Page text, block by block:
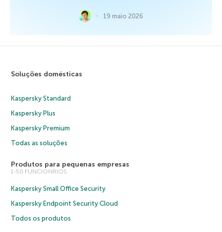
19 maio 2026
Soluções domésticas
Kaspersky Standard
Kaspersky Plus
Kaspersky Premium
Todas as soluções
Produtos para pequenas empresas
1-50 FUNCIONRIOS
Kaspersky Small Office Security
Kaspersky Endpoint Security Cloud
Todos os produtos